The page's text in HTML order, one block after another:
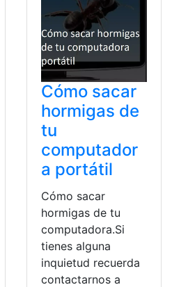
Cómo sacar
hormigas de
tu
computador
a portátil
Cómo sacar
hormigas de tu
computadora.Si
tienes alguna
inquietud recuerda
contactarnos a